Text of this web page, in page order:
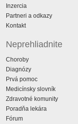
Inzercia
Partneri a odkazy
Kontakt
Neprehliadnite
Choroby
Diagnózy
Prvá pomoc
Medicínsky slovník
Zdravotné komunity
Poradňa lekára
Fórum